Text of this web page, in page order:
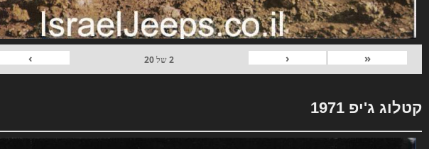
«
‹
2של20
›
קטלוג ג'יפ 1971